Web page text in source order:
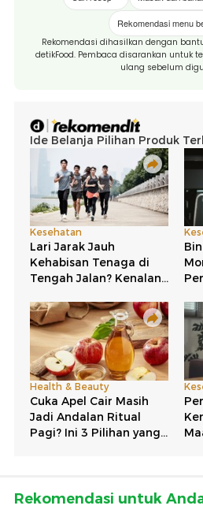
Rekomendasi menu
Rekomendasi dihasilkan dengan
detikFood. Pembaca disarankan untuk
ulang sebelum
Rekomendasi untuk